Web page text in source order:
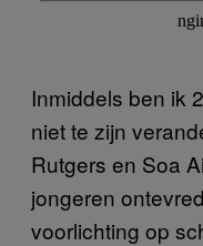
Inmiddels ben ik
niet te zijn
Rutgers en Soa
jongeren
voorlichting op